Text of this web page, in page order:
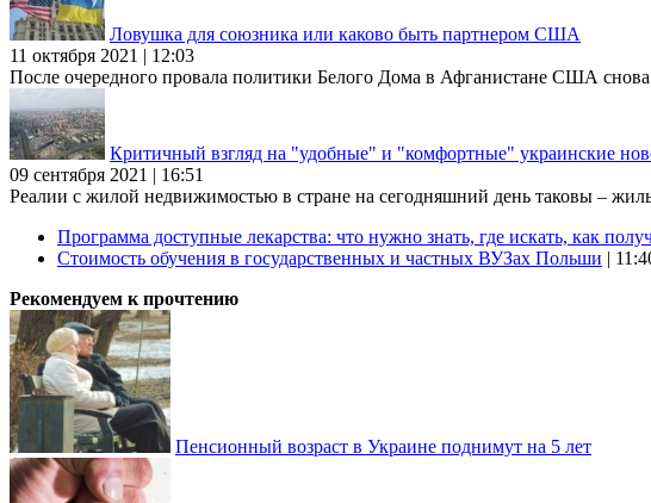
Ловушка для союзника или каково быть партнером США
11 октября 2021 | 12:03
После очередного провала политики Белого Дома в Афганистане США снова
Критичный взгляд на "удобные" и "комфортные" украинские
09 сентября 2021 | 16:51
Реалии с жилой недвижимостью в стране на сегодняшний день таковы –
Программа доступные лекарства: что нужно знать, где искать, как
Стоимость обучения в государственных и частных ВУЗах Польши |
Рекомендуем к прочтению
Пенсионный возраст в Украине поднимут на 5 лет